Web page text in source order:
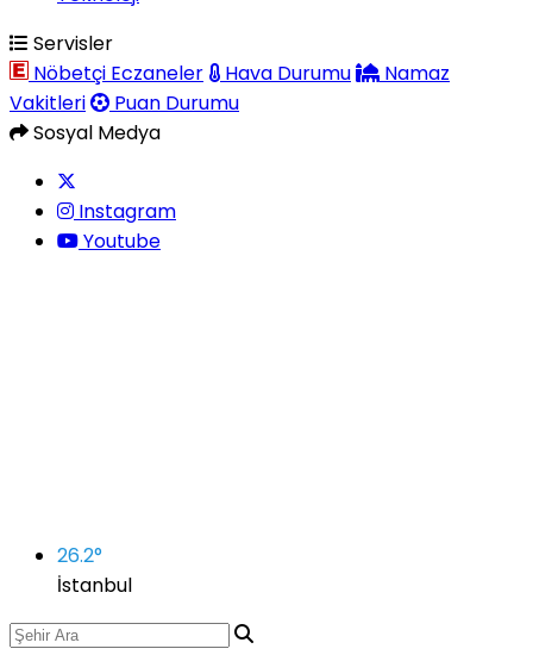
Servisler
Nöbetçi Eczaneler
Hava Durumu
Namaz
Vakitleri
Puan Durumu
Sosyal Medya
Instagram
Youtube
26.2°
İstanbul